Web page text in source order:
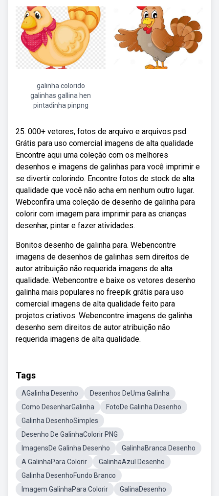
galinha colorido
galinhas gallina hen
pintadinha pinpng
25. 000+ vetores, fotos de arquivo e arquivos psd.
Grátis para uso comercial imagens de alta qualidade
Encontre aqui uma coleção com os melhores
desenhos e imagens de galinhas para você imprimir e
se divertir colorindo. Encontre fotos de stock de alta
qualidade que você não acha em nenhum outro lugar.
Webconfira uma coleção de desenho de galinha para
colorir com imagem para imprimir para as crianças
desenhar, pintar e fazer atividades.
Bonitos desenho de galinha para. Webencontre
imagens de desenhos de galinhas sem direitos de
autor atribuição não requerida imagens de alta
qualidade. Webencontre e baixe os vetores desenho
galinha mais populares no freepik grátis para uso
comercial imagens de alta qualidade feito para
projetos criativos. Webencontre imagens de galinha
desenho sem direitos de autor atribuição não
requerida imagens de alta qualidade.
Tags
AGalinha Desenho
Desenhos DeUma Galinha
Como DesenharGalinha
FotoDe Galinha Desenho
Galinha DesenhoSimples
Desenho De GalinhaColorir PNG
ImagensDe Galinha Desenho
GalinhaBranca Desenho
A GalinhaPara Colorir
GalinhaAzul Desenho
Galinha DesenhoFundo Branco
Imagem GalinhaPara Colorir
GalinaDesenho